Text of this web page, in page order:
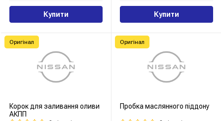
Купити Купити
Корок для заливання оливи
АКПП
Оригінал
Пробка маслянного піддону
Оригінал